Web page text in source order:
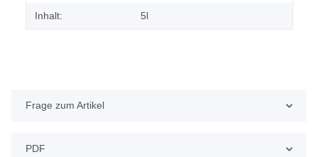
Inhalt: 5l
Frage zum Artikel
PDF